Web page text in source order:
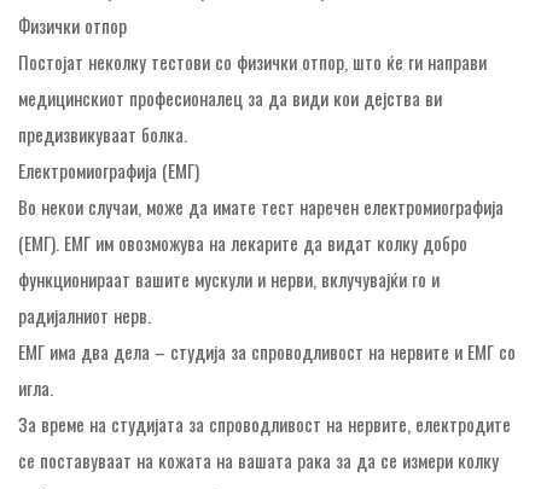
Физички отпор
Постојат неколку тестови со физички отпор, што ќе ги направи
медицинскиот професионалец за да види кои дејства ви
предизвикуваат болка.
Електромиографија (ЕМГ)
Во некои случаи, може да имате тест наречен електромиографија
(ЕМГ). ЕМГ им овозможува на лекарите да видат колку добро
функционираат вашите мускули и нерви, вклучувајќи го и
радијалниот нерв.
ЕМГ има два дела – студија за спроводливост на нервите и ЕМГ со
игла.
За време на студијата за спроводливост на нервите, електродите
се поставуваат на кожата на вашата рака за да се измери колку